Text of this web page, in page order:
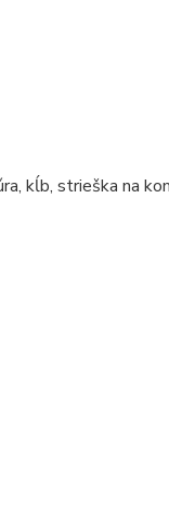
kĺb, strieška na